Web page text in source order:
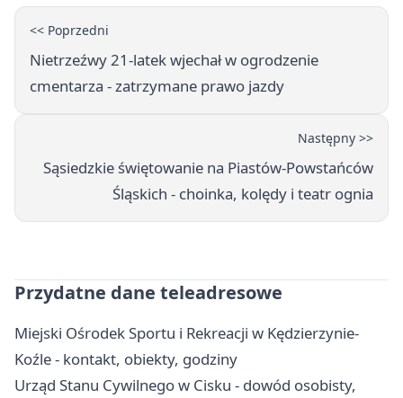
<< Poprzedni
Nietrzeźwy 21-latek wjechał w ogrodzenie
cmentarza - zatrzymane prawo jazdy
Następny >>
Sąsiedzkie świętowanie na Piastów-Powstańców
Śląskich - choinka, kolędy i teatr ognia
Przydatne dane teleadresowe
Miejski Ośrodek Sportu i Rekreacji w Kędzierzynie-
Koźle - kontakt, obiekty, godziny
Urząd Stanu Cywilnego w Cisku - dowód osobisty,